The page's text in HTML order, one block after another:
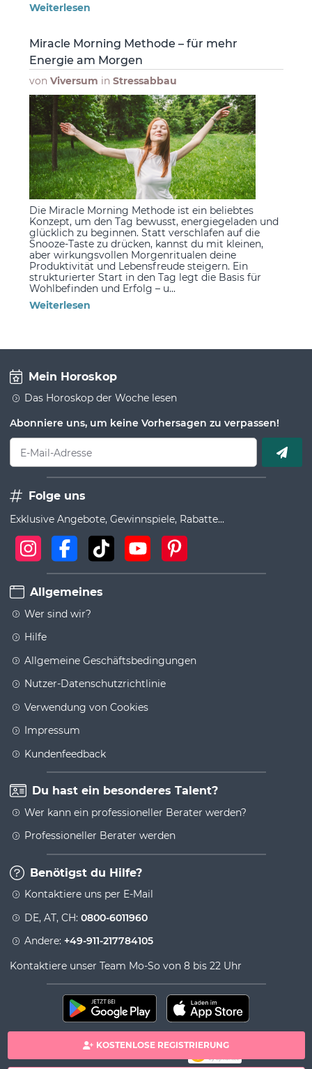
KOSTENLOSE REGISTRIERUNG
Weiterlesen
Miracle Morning Methode – für mehr
Energie am Morgen
von Viversum in Stressabbau
Die Miracle Morning Methode ist ein beliebtes
Konzept, um den Tag bewusst, energiegeladen und
glücklich zu beginnen. Statt verschlafen auf die
Snooze-Taste zu drücken, kannst du mit kleinen,
aber wirkungsvollen Morgenritualen deine
Produktivität und Lebensfreude steigern. Ein
strukturierter Start in den Tag legt die Basis für
Wohlbefinden und Erfolg – u...
Weiterlesen
Mein Horoskop
Das Horoskop der Woche lesen
Abonniere uns, um keine Vorhersagen zu verpassen!
E-Mail-Adresse
Folge uns
Exklusive Angebote, Gewinnspiele, Rabatte...
Allgemeines
Wer sind wir?
Hilfe
Allgemeine Geschäftsbedingungen
Nutzer-Datenschutzrichtlinie
Verwendung von Cookies
Impressum
Kundenfeedback
Du hast ein besonderes Talent?
Wer kann ein professioneller Berater werden?
Professioneller Berater werden
Benötigst du Hilfe?
Kontaktiere uns per E-Mail
DE, AT, CH: 0800-6011960
Andere: +49-911-217784105
Kontaktiere unser Team Mo-So von 8 bis 22 Uhr
100% sichere Zahlung